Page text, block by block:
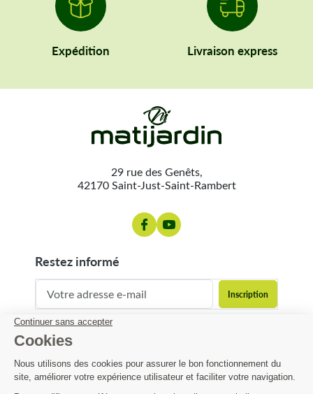
Expédition Livraison express
29 rue des Genêts,
42170 Saint-Just-Saint-Rambert
restez informé
contact@matijardin.fr
Matijardin